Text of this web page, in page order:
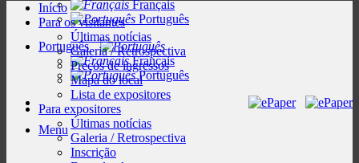
Français
Português
Português
Français
Português
Menu
Início
Para os visitantes
Últimas notícias
Galeria / Retrospectiva
Preços de ingressos
Mapa do local
Lista de expositores
Para expositores
Últimas notícias
Galeria / Retrospectiva
Inscrição